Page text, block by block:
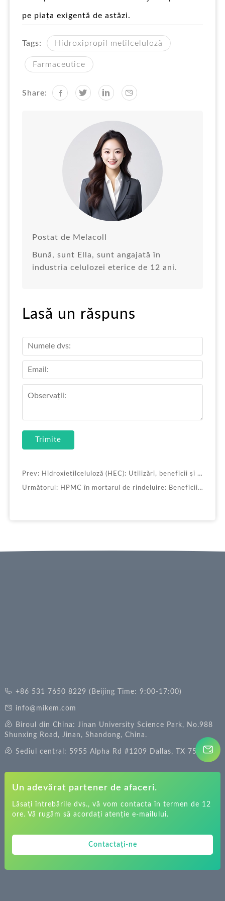
pe piața exigentă de astăzi.
Tags: Hidroxipropil metilceluloză
Farmaceutice
Share:
Postat de Melacoll
Bună, sunt Ella, sunt angajată în
industria celulozei eterice de 12 ani.
Lasă un răspuns
Trimite
Prev: Hidroxietilceluloză (HEC): Utilizări, beneficii și aplicații
Următorul: HPMC în mortarul de rindeluire: Beneficii, funcții și aplicații practice
+86 531 7650 8229 (Beijing Time: 9:00-17:00)
info@mikem.com
Biroul din China: Jinan University Science Park, No.988
Shunxing Road, Jinan, Shandong, China.
Sediul central: 5955 Alpha Rd #1209 Dallas, TX 75240
Un adevărat partener de afaceri.
Lăsați întrebările dvs., vă vom contacta în termen de 12
ore. Vă rugăm să acordați atenție e-mailului.
Contactați-ne